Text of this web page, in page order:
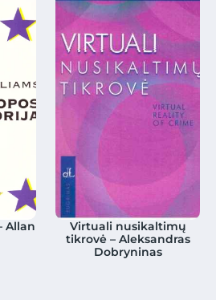
Allan
Virtuali nusikaltimų
tikrovė – Aleksandras
Dobryninas